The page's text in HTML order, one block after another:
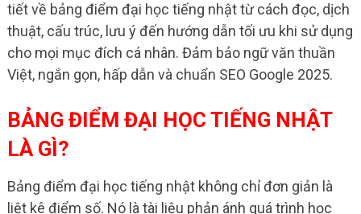
tiết về bảng điểm đại học tiếng nhật từ cách đọc, dịch
thuật, cấu trúc, lưu ý đến hướng dẫn tối ưu khi sử dụng
cho mọi mục đích cá nhân. Đảm bảo ngữ văn thuần
Việt, ngắn gọn, hấp dẫn và chuẩn SEO Google 2025.
BẢNG ĐIỂM ĐẠI HỌC TIẾNG NHẬT
LÀ GÌ?
Bảng điểm đại học tiếng nhật không chỉ đơn giản là
liệt kê điểm số. Nó là tài liệu phản ánh quá trình học